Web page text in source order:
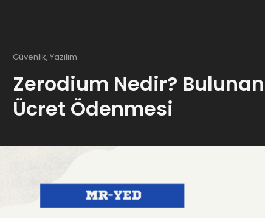
Güvenlik, Yazılım
Zerodium Nedir?
Ücret Ödenmesi